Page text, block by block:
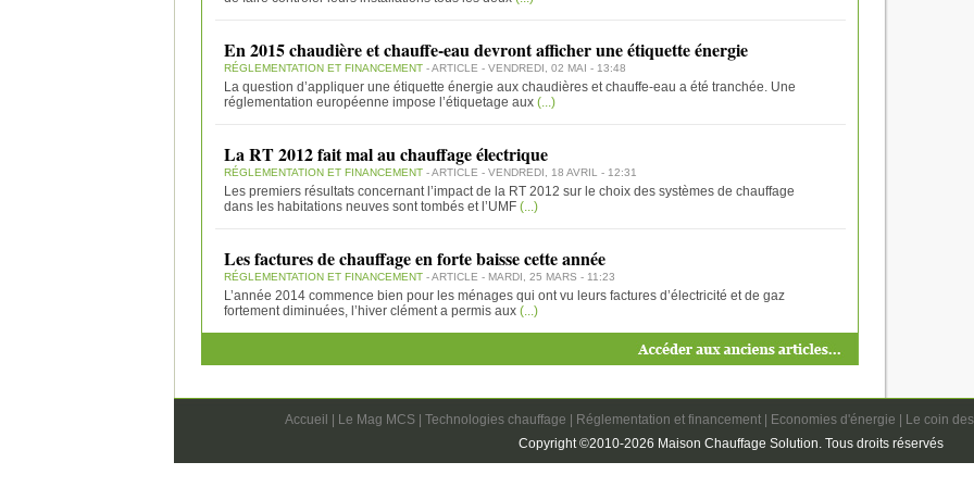
En 2015 chaudière et chauffe-eau devront afficher une étiquette énergie
RÉGLEMENTATION ET FINANCEMENT - ARTICLE - VENDREDI, 02 MAI - 13:48
La question d’appliquer une étiquette énergie aux chaudières et chauffe-eau a été tranchée. Une
réglementation européenne impose l’étiquetage aux (...)
La RT 2012 fait mal au chauffage électrique
RÉGLEMENTATION ET FINANCEMENT - ARTICLE - VENDREDI, 18 AVRIL - 12:31
Les premiers résultats concernant l’impact de la RT 2012 sur le choix des systèmes de chauffage
dans les habitations neuves sont tombés et l’UMF (...)
Les factures de chauffage en forte baisse cette année
RÉGLEMENTATION ET FINANCEMENT - ARTICLE - MARDI, 25 MARS - 11:23
L’année 2014 commence bien pour les ménages qui ont vu leurs factures d’électricité et de gaz
fortement diminuées, l’hiver clément a permis aux (...)
Accueil Le Mag MCS| Technologies chauffage Réglementation et financement| Economies d'énergie Le coin
Copyright ©2010-2026 Maison Chauffage Solution. Tous droits réservés